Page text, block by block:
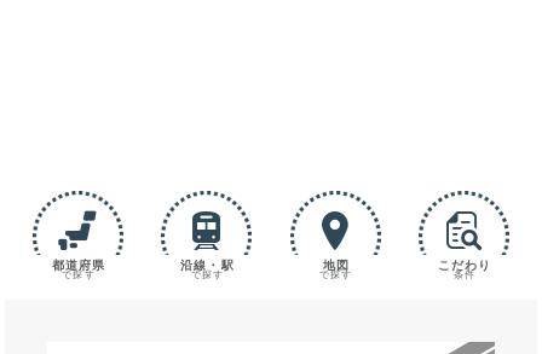
都道府県
で探す
沿線・駅
で探す
地図
で探す
こだわり
条件